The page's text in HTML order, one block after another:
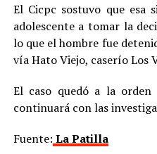
El Cicpc sostuvo que esa
adolescente a tomar la
lo que el hombre fue
vía Hato Viejo, caserío Los
El caso quedó a la
continuará con las
Fuente: La Patilla